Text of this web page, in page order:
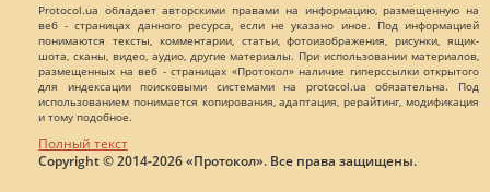
Protocol.ua обладает авторскими правами на информацию, размещенную на
веб - страницах данного ресурса, если не указано иное. Под информацией
понимаются тексты, комментарии, статьи, фотоизображения, рисунки, ящик-
шота, сканы, видео, аудио, другие материалы. При использовании материалов,
размещенных на веб - страницах «Протокол» наличие гиперссылки открытого
для индексации поисковыми системами на protocol.ua обязательна. Под
использованием понимается копирования, адаптация, рерайтинг, модификация
и тому подобное.
Полный текст
Copyright © 2014-2026 «Протокол». Все права защищены.